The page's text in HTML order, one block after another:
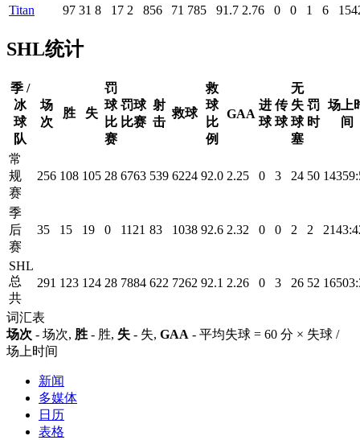
Titan
97 31 8 17 2 856 71 785 91.7 2.76 0 0 1 6
SHL统计
季 /
冰
球
队
场
次
胜 失
罚
球
比
赛
罚球
比赛
射
击
救球
救
球
比
例
GAA
进
球
传
球
无
失
球
塞
罚
时
场上
间
常
规
赛
256 108 105 28 6763 539 6224 92.0 2.25 0 3 24 50
季
后
赛
35 15 19 0 1121 83 1038 92.6 2.32 0 0 2 2
SHL
总
共
291 123 124 28 7884 622 7262 92.1 2.26 0 3 26 52
词汇表
场次 - 场次, 胜 - 胜, 失 - 失, GAA - 平均失球 = 60 分 × 失球 /
场上时间
新闻
多媒体
日历
表格